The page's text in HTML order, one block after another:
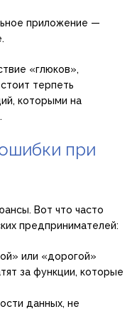
приложение —
«глюков»,
терпеть
которыми на
при
Вот что часто
предпринимателей:
или «дорогой»
за функции, которые
данных, не